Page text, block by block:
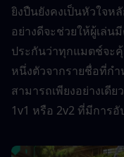
ยิงปืนยังคงเป็นหัวใจ
อย่างดีจะช่วยให้ผู้เล่น
ประกันว่าทุกแมตช์จะ
หนึ่งตัวจากรายชื่อที่ก
สามารถเพียงอย่างเดี
1v1 หรือ 2v2 ที่มีการอั